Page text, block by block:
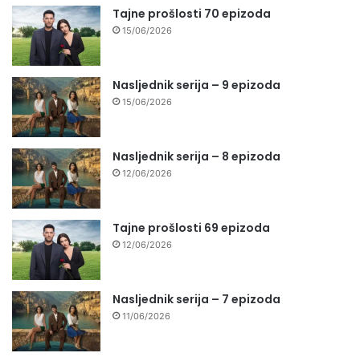
Tajne prošlosti 70 epizoda
15/06/2026
Nasljednik serija – 9 epizoda
15/06/2026
Nasljednik serija – 8 epizoda
12/06/2026
Tajne prošlosti 69 epizoda
12/06/2026
Nasljednik serija – 7 epizoda
11/06/2026